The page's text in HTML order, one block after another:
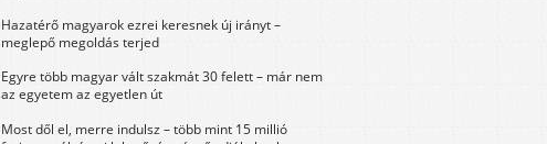
Hazatérő magyarok ezrei keresnek új irányt –
meglepő megoldás terjed
Egyre több magyar vált szakmát 30 felett – már nem
az egyetem az egyetlen út
Most dől el, merre indulsz – több mint 15 millió